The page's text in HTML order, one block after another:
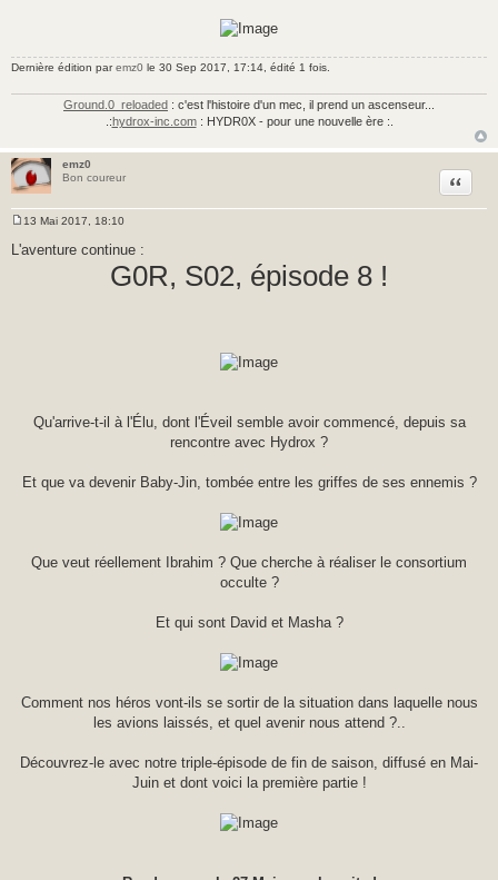
Dernière édition paremz0 le 30 Sep 2017, 17:14, édité 1 fois.
Ground.0_reloaded : c'est l'histoire d'un mec, il prend un ascenseur...
.:hydrox-inc.com: HYDR0X - pour une nouvelle ère :.
emz0
Bon coureur
Citer
s
13 Mai 2017, 18:10
L'aventure continue :
G0R, S02, épisode 8 !
Qu'arrive-t-il à l'Élu, dont l'Éveil semble avoir commencé, depuis sa
rencontre avec Hydrox ?
Et que va devenir Baby-Jin, tombée entre les griffes de ses ennemis ?
Que veut réellement Ibrahim ? Que cherche à réaliser le consortium
occulte ?
Et qui sont David et Masha ?
Comment nos héros vont-ils se sortir de la situation dans laquelle nous
les avions laissés, et quel avenir nous attend ?..
Découvrez-le avec notre triple-épisode de fin de saison, diffusé en Mai-
Juin et dont voici la première partie !